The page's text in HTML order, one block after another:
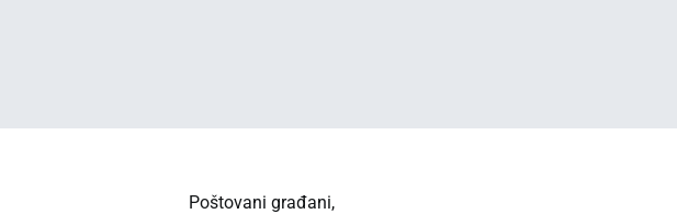
Poštovani građani,